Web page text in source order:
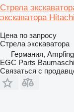
Стрела
экскаватора
Цена по запросу
Стрела экскаватора
Германия, Ampfing
EGC Parts
Связаться с